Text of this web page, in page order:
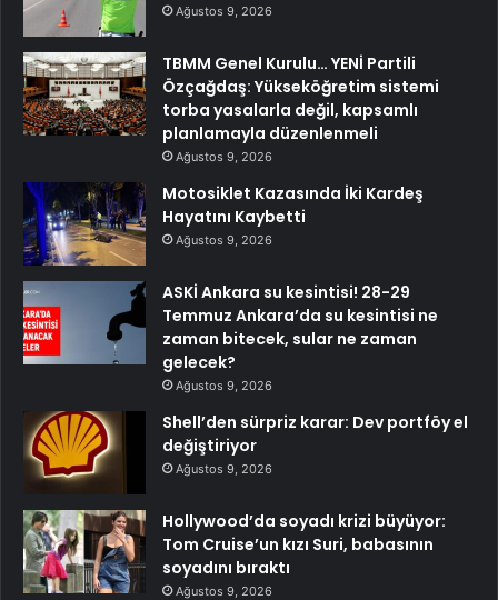
Ağustos 9, 2026
TBMM Genel Kurulu… YENİ Partili
Özçağdaş: Yükseköğretim sistemi
torba yasalarla değil, kapsamlı
planlamayla düzenlenmeli
Ağustos 9, 2026
Motosiklet Kazasında İki Kardeş
Hayatını Kaybetti
Ağustos 9, 2026
ASKİ Ankara su kesintisi! 28-29
Temmuz Ankara’da su kesintisi ne
zaman bitecek, sular ne zaman
gelecek?
Ağustos 9, 2026
Shell’den sürpriz karar: Dev portföy el
değiştiriyor
Ağustos 9, 2026
Hollywood’da soyadı krizi büyüyor:
Tom Cruise’un kızı Suri, babasının
soyadını bıraktı
Ağustos 9, 2026